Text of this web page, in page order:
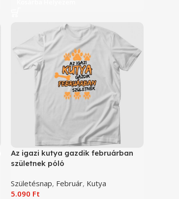
Az igazi kutya gazdik februárban
születnek póló
Születésnap, Február, Kutya
5.090 Ft